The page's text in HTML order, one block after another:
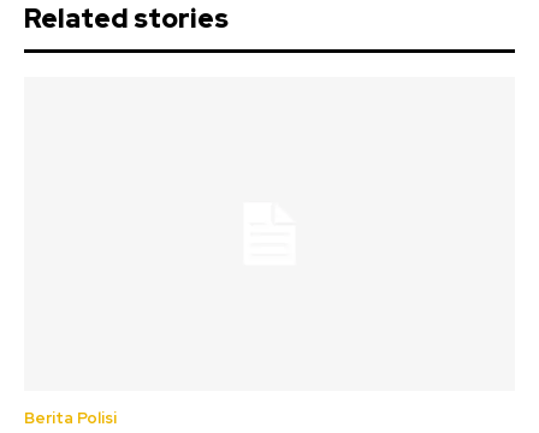
Related stories
Berita Polisi